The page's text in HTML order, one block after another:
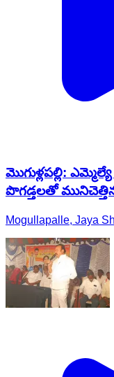
మొగుళ్లపల్లి:
పొగడ్తలతో
Mogullapalle, Jaya